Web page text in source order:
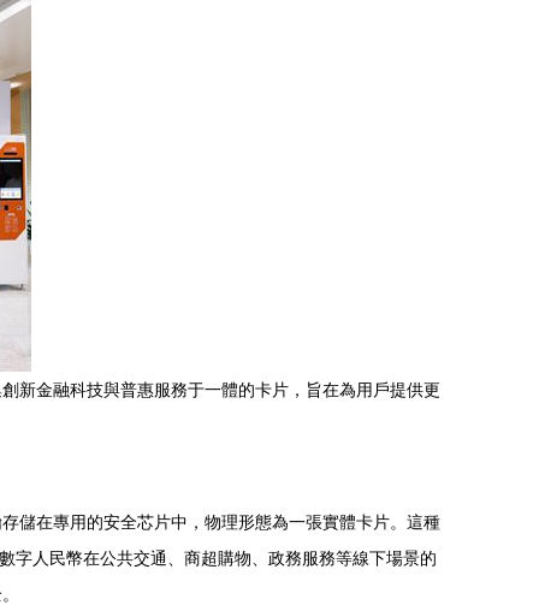
新金融科技與普惠服務于一體的卡片，旨在為用戶提供更
儲在專用的安全芯片中，物理形態為一張實體卡片。這種
字人民幣在公共交通、商超購物、政務服務等線下場景的